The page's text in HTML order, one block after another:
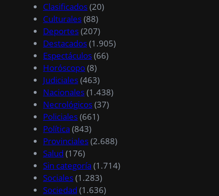
Clasificados(20)
Culturales(88)
Deportes(207)
Destacados(1.905)
Espectáculos(66)
Horóscopo(8)
Judiciales(463)
Nacionales(1.438)
Necrológicos(37)
Policiales(661)
Política (843)
Provinciales(2.688)
Salud (176)
Sin categoría (1.714)
Sociales(1.283)
Sociedad (1.636)